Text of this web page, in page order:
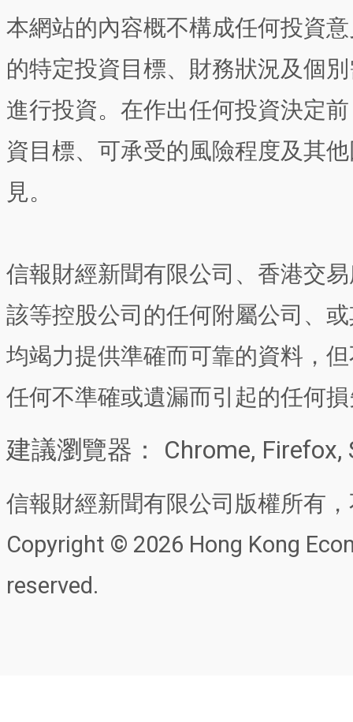
本網站的內容概不構成任何投資
的特定投資目標、財務狀況及個
進行投資。在作出任何投資決定
資目標、可承受的風險程度及其
見。
信報財經新聞有限公司、香港交
該等控股公司的任何附屬公司、
均竭力提供準確而可靠的資料，
任何不準確或遺漏而引起的任何
建議瀏覽器： Chrome, Firefox,
信報財經新聞有限公司版權所有
Copyright © 2026 Hong Kong
reserved.